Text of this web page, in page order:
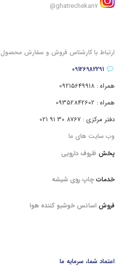
ghatrechekan7@
ارتباط با کارشناس فروش و سفارش محصول
09126982291
همراه : 09215649918
همراه : 09352842602
دفتر مرکزی : 8767 30 91 021
وب سایت های ما
پخش ظروف دارویی
خدماتچاپ روی شیشه
فروش اسانس خوشبو کننده هوا
اعتماد شما، سرمایه ما